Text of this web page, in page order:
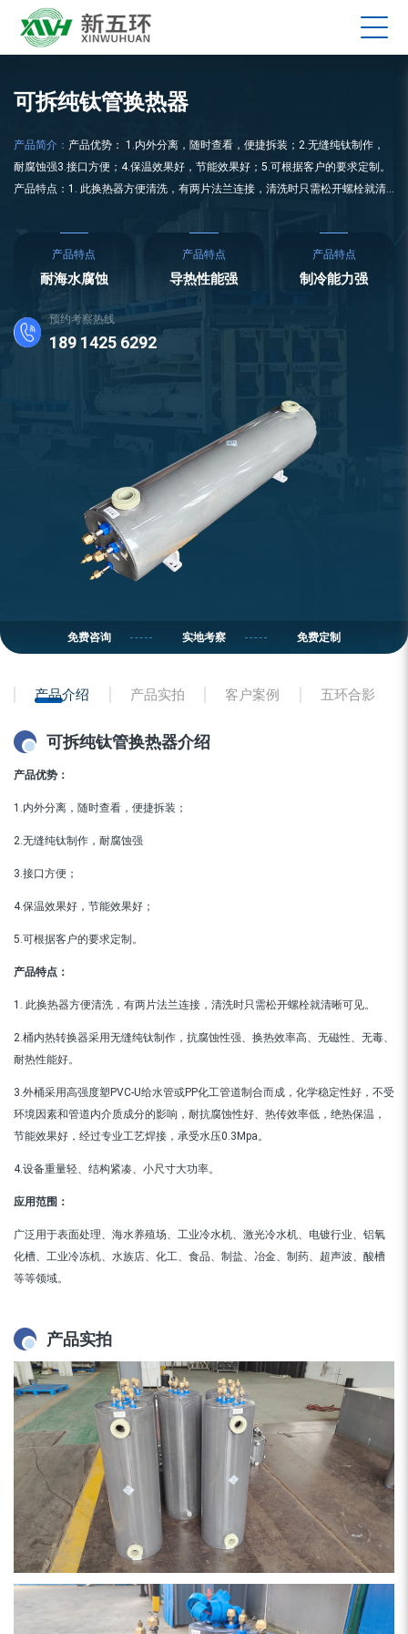
可拆纯钛管换热器
产品简介： 产品优势： 1.内外分离，随时查看，便捷拆装；2.无缝纯钛制作，
耐腐蚀强3.接口方便；4.保温效果好，节能效果好；5.可根据客户的要求定制。
产品特点：1. 此换热器方便清洗，有两片法兰连接，清洗时只需松开螺栓就清
性、无毒、耐热性能好。3.外桶采用高强度塑PVC-U给水管或PP化工管道制合而
成，化学稳定性好，不受环境因素和管道内介
产品特点
耐海水腐蚀
产品特点
导热性能强
产品特点
制冷能力强
预约考察热线
189 1425 6292
免费咨询 实地考察 免费定制
产品介绍 产品实拍 客户案例 五环合影
可拆纯钛管换热器介绍
产品优势：
1.内外分离，随时查看，便捷拆装；
2.无缝纯钛制作，耐腐蚀强
3.接口方便；
4.保温效果好，节能效果好；
5.可根据客户的要求定制。
产品特点：
1. 此换热器方便清洗，有两片法兰连接，清洗时只需松开螺栓就清晰可见。
2.桶内热转换器采用无缝纯钛制作，抗腐蚀性强、换热效率高、无磁性、无毒、
耐热性能好。
3.外桶采用高强度塑PVC-U给水管或PP化工管道制合而成，化学稳定性好，不受
环境因素和管道内介质成分的影响，耐抗腐蚀性好、热传效率低，绝热保温，
节能效果好，经过专业工艺焊接，承受水压0.3Mpa。
4.设备重量轻、结构紧凑、小尺寸大功率。
应用范围：
广泛用于表面处理、海水养殖场、工业冷水机、激光冷水机、电镀行业、铝氧
化槽、工业冷冻机、水族店、化工、食品、制盐、冶金、制药、超声波、酸槽
等等领域。
产品实拍